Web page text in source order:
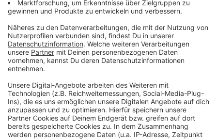
Hier berichtet die Feuerwehr über den
Wohnungsbrand
Am Freitag Abend hatte die Feuerwehr bereits
Anzeige